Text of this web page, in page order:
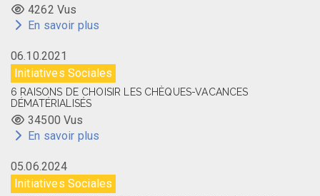
4262 Vus
En savoir plus
06.10.2021
Initiatives Sociales
6 RAISONS DE CHOISIR LES CHÈQUES-VACANCES
DÉMATÉRIALISÉS
34500 Vus
En savoir plus
05.06.2024
Initiatives Sociales